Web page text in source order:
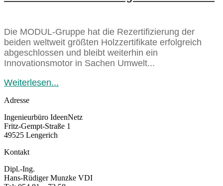
Die MODUL-Gruppe hat die Rezertifizierung der
beiden weltweit größten Holzzertifikate erfolgreich
abgeschlossen und bleibt weiterhin ein
Innovationsmotor in Sachen Umwelt...
Weiterlesen...
Adresse
Ingenieurbüro IdeenNetz
Fritz-Gempt-Straße 1
49525 Lengerich
Kontakt
Dipl.-Ing.
Hans-Rüdiger Munzke VDI